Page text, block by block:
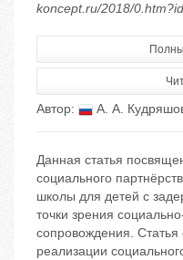
koncept.ru/2018/
Автор: А. А.
Данная статья
социального
школы для детей с
точки зрения
сопровождения.
реализации